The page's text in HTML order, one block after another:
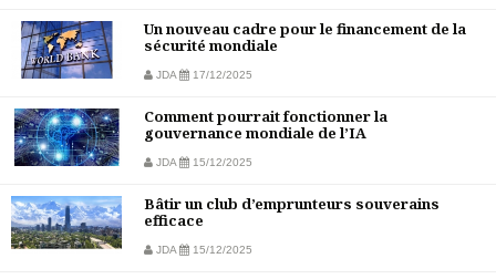
Un nouveau cadre pour le financement de la
sécurité mondiale
JDA 17/12/2025
Comment pourrait fonctionner la
gouvernance mondiale de l’IA
JDA 15/12/2025
Bâtir un club d’emprunteurs souverains
efficace
JDA 15/12/2025